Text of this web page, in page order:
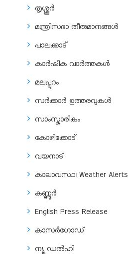
തൃശ്ശൂർ
മന്ത്രിസഭാ തീരുമാനങ്ങൾ
പാലക്കാട്
കാർഷിക വാർത്തകൾ
മലപ്പുറം
സർക്കാർ ഉത്തരവുകൾ
സാംസ്കാരികം
കോഴിക്കോട്
വയനാട്
കാലാവസ്ഥ: Weather Alerts
കണ്ണൂർ
English Press Release
കാസർഗോഡ്
ന്യൂ ഡൽഹി